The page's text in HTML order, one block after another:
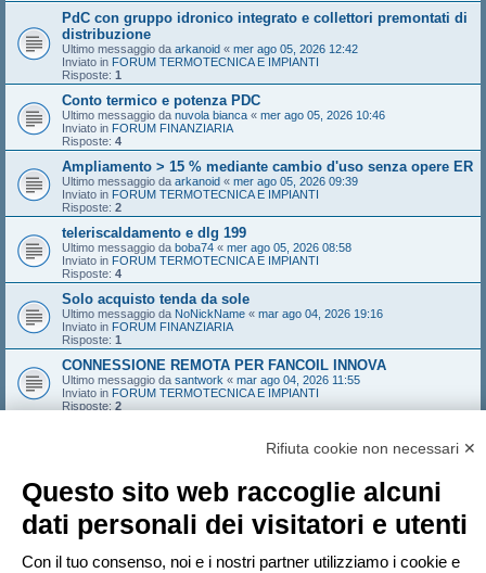
PdC con gruppo idronico integrato e collettori premontati di
distribuzione
Ultimo messaggio da arkanoid « mer ago 05, 2026 12:42
Inviato in FORUM TERMOTECNICA E IMPIANTI
Risposte: 1
Conto termico e potenza PDC
Ultimo messaggio da nuvola bianca « mer ago 05, 2026 10:46
Inviato in FORUM FINANZIARIA
Risposte: 4
Ampliamento > 15 % mediante cambio d'uso senza opere ER
Ultimo messaggio da arkanoid « mer ago 05, 2026 09:39
Inviato in FORUM TERMOTECNICA E IMPIANTI
Risposte: 2
teleriscaldamento e dlg 199
Ultimo messaggio da boba74 « mer ago 05, 2026 08:58
Inviato in FORUM TERMOTECNICA E IMPIANTI
Risposte: 4
Solo acquisto tenda da sole
Ultimo messaggio da NoNickName « mar ago 04, 2026 19:16
Inviato in FORUM FINANZIARIA
Risposte: 1
CONNESSIONE REMOTA PER FANCOIL INNOVA
Ultimo messaggio da santwork « mar ago 04, 2026 11:55
Inviato in FORUM TERMOTECNICA E IMPIANTI
Risposte: 2
lun ago 03, 2026 22:30
codice libretto non trovato sul SIPEE (piemonte) / anni
validità / impianto simulato
Ultimo messaggio daMAURIZIOCHIABRERA«lun ago 03, 2026 17:06
Inviato in
Risposte:
Rifiuta cookie non necessari ✕
Questo sito web raccoglie alcuni
dati personali dei visitatori e utenti
Con il tuo consenso, noi e i nostri partner utilizziamo i cookie e